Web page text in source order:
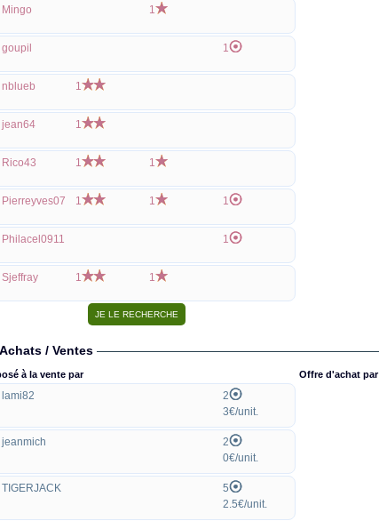
Mingo 1
goupil 1
nblueb 1
jean64 1
Rico43 1 1
Pierreyves07 1 1 1
Philacel0911 1
Sjeffray 1 1
Achats / Ventes
à la vente par
lami82
2
3€/unit.
jeanmich
2
0€/unit.
TIGERJACK
5
2.5€/unit.
Offre d'achat par